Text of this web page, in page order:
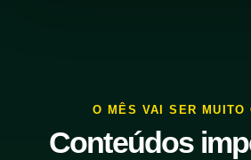
O MÊS VAI SER MUITO
Conteúdos